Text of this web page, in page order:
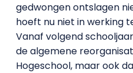
gedwongen ontslagen
hoeft nu niet in werking
Vanaf volgend
de algemene
Hogeschool, maar ook